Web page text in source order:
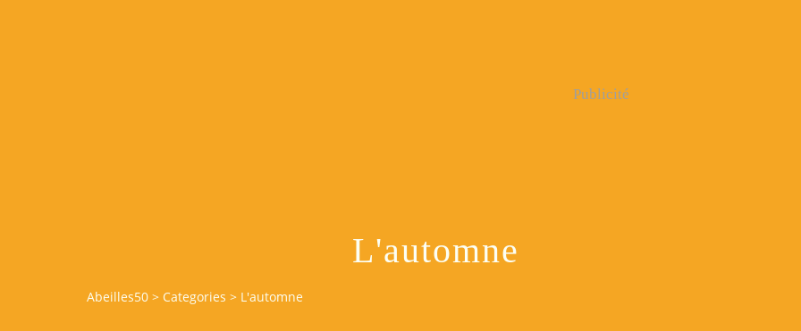
Publicité
L'automne
Abeilles50 > Categories > L'automne